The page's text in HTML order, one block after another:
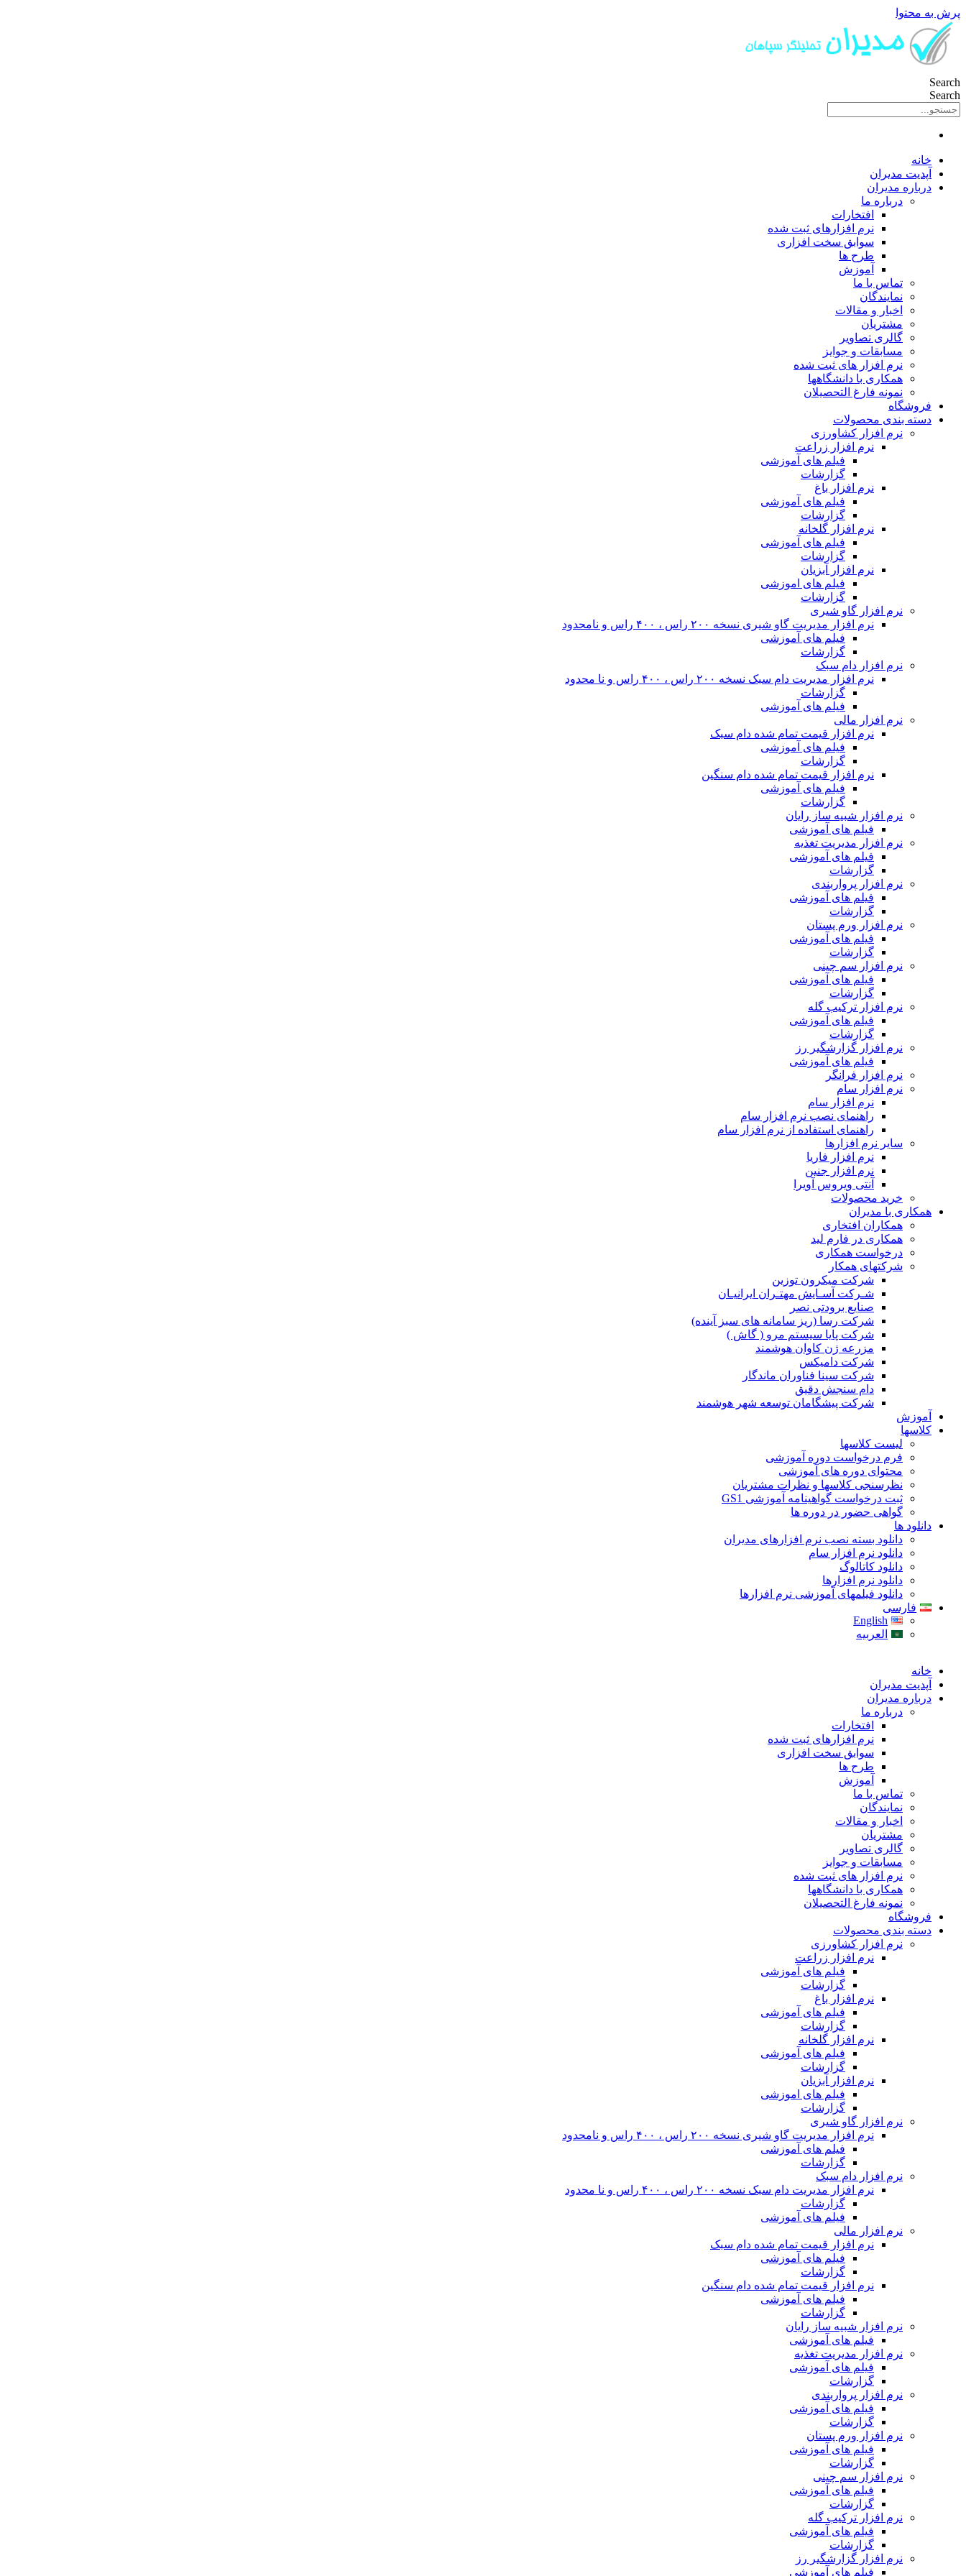
پرش به محتوا
Search
Search
خانه
آپدیت مدیران
درباره مدیران
درباره ما
افتخارات
نرم افزارهای ثبت شده
سوابق سخت افزاری
طرح ها
آموزش
تماس با ما
نمایندگان
اخبار و مقالات
مشتریان
گالری تصاویر
مسابقات و جوایز
نرم افزار های ثبت شده
همکاری با دانشگاهها
نمونه فارغ التحصیلان
فروشگاه
دسته بندی محصولات
نرم افزار کشاورزی
نرم افزار زراعت
فیلم های آموزشی
گزارشات
نرم افزار باغ
فیلم های آموزشی
گزارشات
نرم افزار گلخانه
فیلم های آموزشی
گزارشات
نرم افزار آبزیان
فیلم های اموزشی
گزارشات
نرم افزار گاو شیری
نرم افزار مدیریت گاو شیری نسخه ۲۰۰ راس ، ۴۰۰ راس و نامحدود
فیلم های آموزشی
گزارشات
نرم افزار دام سبک
نرم افزار مدیریت دام سبک نسخه ۲۰۰ راس ، ۴۰۰ راس و نا محدود
گزارشات
فیلم های آموزشی
نرم افزار مالی
نرم افزار قیمت تمام شده دام سبک
فیلم های آموزشی
گزارشات
نرم افزار قیمت تمام شده دام سنگین
فیلم های آموزشی
گزارشات
نرم افزار شبیه ساز رایان
فیلم های آموزشی
نرم افزار مدیریت تغذیه
فیلم های آموزشی
گزارشات
نرم افزار پرواربندی
فیلم های آموزشی
گزارشات
نرم افزار ورم پستان
فیلم های آموزشی
گزارشات
نرم افزار سم چینی
فیلم های آموزشی
گزارشات
نرم افزار ترکیب گله
فیلم های آموزشی
گزارشات
نرم افزار گزارشگیر رز
فیلم های آموزشی
نرم افزار فرانگر
نرم افزار سام
نرم افزار سام
راهنمای نصب نرم افزار سام
راهنمای استفاده از نرم افزار سام
سایر نرم افزارها
نرم افزار فاریا
نرم افزار جنین
آنتی ویروس آویرا
خرید محصولات
همکاری با مدیران
همکاران افتخاری
همکاری در فارم لید
درخواست همکاری
شرکتهای همکار
شرکت میکرون توزین
شـرکت آسـایش مهتـران ایرانیـان
صنایع برودتی نصر
شرکت رسا (ریز سامانه های سبز آینده)
شرکت پایا سیستم مرو ( گاش )
مزرعه ژن کاوان هوشمند
شرکت دامیکس
شرکت سینا فناوران ماندگار
دام سنجش دقیق
شرکت پیشگامان توسعه شهر هوشمند
آموزش
کلاسها
لیست کلاسها
فرم درخواست دوره آموزشی
محتوای دوره های آموزشی
نظرسنجی کلاسها و نظرات مشتریان
ثبت درخواست گواهینامه آموزشی GS1
گواهی حضور در دوره ها
دانلود ها
دانلود بسته نصب نرم افزارهای مدیران
دانلود نرم افزار سام
دانلود کاتالوگ
دانلود نرم افزارها
دانلود فیلمهای آموزشی نرم افزارها
فارسی
English
العربیه
خانه
آپدیت مدیران
درباره مدیران
درباره ما
افتخارات
نرم افزارهای ثبت شده
سوابق سخت افزاری
طرح ها
آموزش
تماس با ما
نمایندگان
اخبار و مقالات
مشتریان
گالری تصاویر
مسابقات و جوایز
نرم افزار های ثبت شده
همکاری با دانشگاهها
نمونه فارغ التحصیلان
فروشگاه
دسته بندی محصولات
نرم افزار کشاورزی
نرم افزار زراعت
فیلم های آموزشی
گزارشات
نرم افزار باغ
فیلم های آموزشی
گزارشات
نرم افزار گلخانه
فیلم های آموزشی
گزارشات
نرم افزار آبزیان
فیلم های اموزشی
گزارشات
نرم افزار گاو شیری
نرم افزار مدیریت گاو شیری نسخه ۲۰۰ راس ، ۴۰۰ راس و نامحدود
فیلم های آموزشی
گزارشات
نرم افزار دام سبک
نرم افزار مدیریت دام سبک نسخه ۲۰۰ راس ، ۴۰۰ راس و نا محدود
گزارشات
فیلم های آموزشی
نرم افزار مالی
نرم افزار قیمت تمام شده دام سبک
فیلم های آموزشی
گزارشات
نرم افزار قیمت تمام شده دام سنگین
فیلم های آموزشی
گزارشات
نرم افزار شبیه ساز رایان
فیلم های آموزشی
نرم افزار مدیریت تغذیه
فیلم های آموزشی
گزارشات
نرم افزار پرواربندی
فیلم های آموزشی
گزارشات
نرم افزار ورم پستان
فیلم های آموزشی
گزارشات
نرم افزار سم چینی
فیلم های آموزشی
گزارشات
نرم افزار ترکیب گله
فیلم های آموزشی
گزارشات
نرم افزار گزارشگیر رز
فیلم های آموزشی